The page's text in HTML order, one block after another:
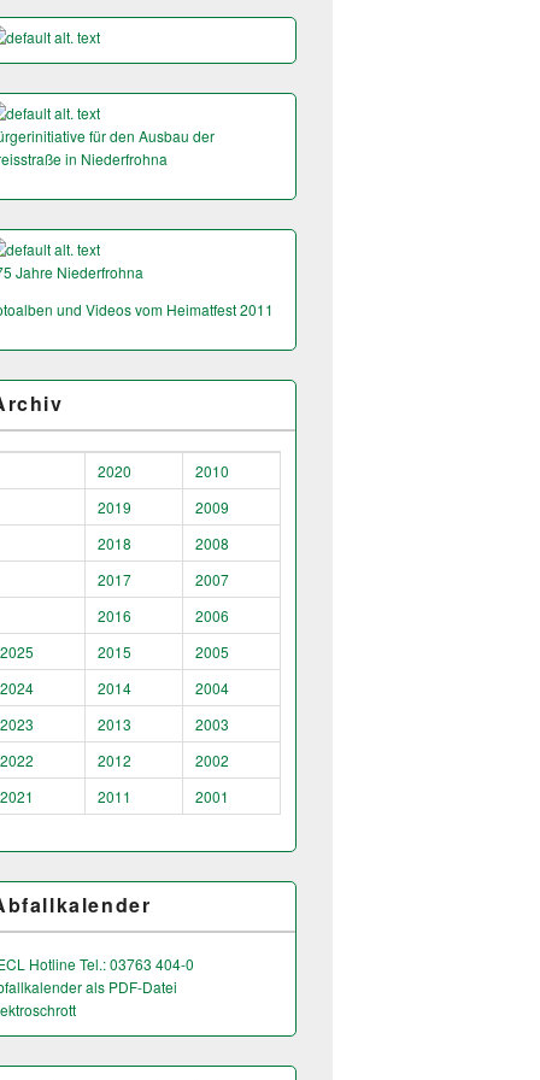
für den Ausbau der
in Niederfrohna
Jahre Niederfrohna
und Videos vom Heimatfest 2011
2020
2010
2019
2009
2018
2008
2017
2007
2016
2006
2025
2015
2005
2024
2014
2004
2023
2013
2003
2022
2012
2002
2021
2011 2001
Hotline Tel.: 03763 404-0
als PDF-Datei